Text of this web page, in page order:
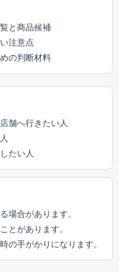
と商品候補
注意点
の判断材料
舗へ行きたい人
たい人
場合があります。
とがあります。
の手がかりになります。